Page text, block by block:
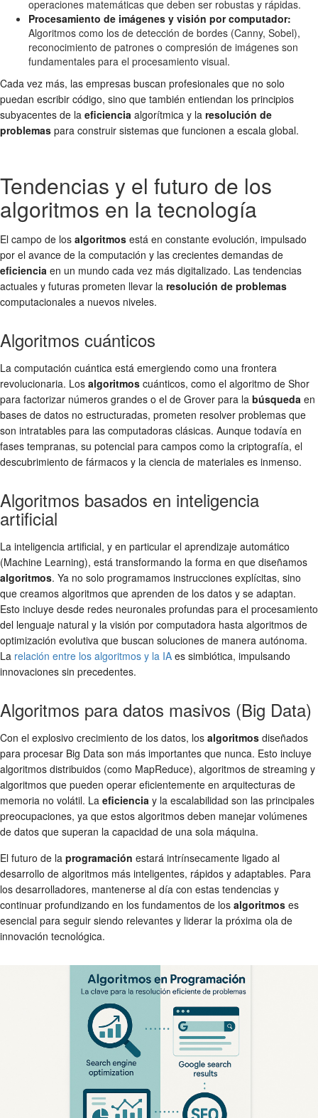
operaciones matemáticas que deben ser robustas y rápidas.
Procesamiento de imágenes y visión por computador:
Algoritmos como los de detección de bordes (Canny, Sobel),
reconocimiento de patrones o compresión de imágenes son
fundamentales para el procesamiento visual.
Cada vez más, las empresas buscan profesionales que no solo
puedan escribir código, sino que también entiendan los principios
subyacentes de la eficiencia algorítmica y la resolución de
problemas para construir sistemas que funcionen a escala global.
Tendencias y el futuro de los
algoritmos en la tecnología
El campo de los algoritmos está en constante evolución, impulsado
por el avance de la computación y las crecientes demandas de
eficiencia en un mundo cada vez más digitalizado. Las tendencias
actuales y futuras prometen llevar la resolución de problemas
computacionales a nuevos niveles.
Algoritmos cuánticos
La computación cuántica está emergiendo como una frontera
revolucionaria. Los algoritmos cuánticos, como el algoritmo de Shor
para factorizar números grandes o el de Grover para la búsqueda en
bases de datos no estructuradas, prometen resolver problemas que
son intratables para las computadoras clásicas. Aunque todavía en
fases tempranas, su potencial para campos como la criptografía, el
descubrimiento de fármacos y la ciencia de materiales es inmenso.
Algoritmos basados en inteligencia
artificial
La inteligencia artificial, y en particular el aprendizaje automático
(Machine Learning), está transformando la forma en que diseñamos
algoritmos. Ya no solo programamos instrucciones explícitas, sino
que creamos algoritmos que aprenden de los datos y se adaptan.
Esto incluye desde redes neuronales profundas para el procesamiento
del lenguaje natural y la visión por computadora hasta algoritmos de
optimización evolutiva que buscan soluciones de manera autónoma.
La relación entre los algoritmos y la IA es simbiótica, impulsando
innovaciones sin precedentes.
Algoritmos para datos masivos (Big Data)
Con el explosivo crecimiento de los datos, los algoritmos diseñados
para procesar Big Data son más importantes que nunca. Esto incluye
algoritmos distribuidos (como MapReduce), algoritmos de streaming y
algoritmos que pueden operar eficientemente en arquitecturas de
memoria no volátil. La eficiencia y la escalabilidad son las principales
preocupaciones, ya que estos algoritmos deben manejar volúmenes
de datos que superan la capacidad de una sola máquina.
El futuro de la programación estará intrínsecamente ligado al
desarrollo de algoritmos más inteligentes, rápidos y adaptables. Para
los desarrolladores, mantenerse al día con estas tendencias y
continuar profundizando en los fundamentos de los algoritmos es
esencial para seguir siendo relevantes y liderar la próxima ola de
innovación tecnológica.